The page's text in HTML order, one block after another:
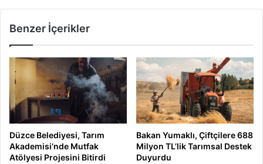
Benzer İçerikler
Düzce Belediyesi, Tarım
Akademisi’nde Mutfak
Atölyesi Projesini Bitirdi
Bakan Yumaklı, Çiftçilere 688
Milyon TL’lik Tarımsal Destek
Duyurdu